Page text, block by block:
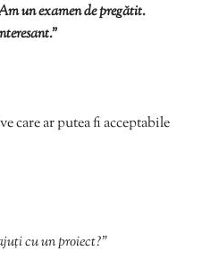
un examen de pregătit.
care ar putea fi acceptabile
cu un proiect?”